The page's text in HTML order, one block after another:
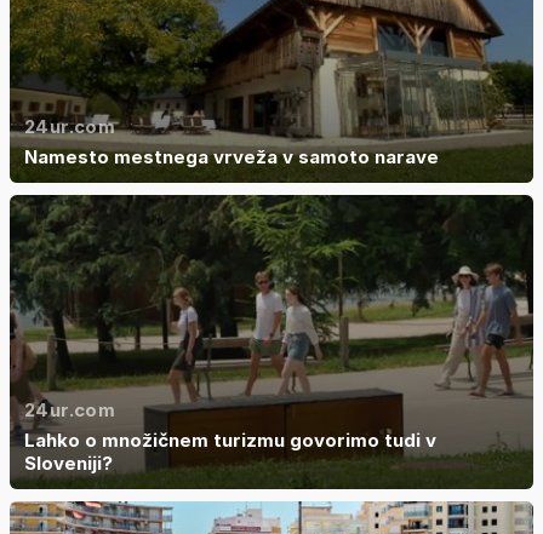
24ur.com
Namesto mestnega vrveža v samoto narave
24ur.com
Lahko o množičnem turizmu govorimo tudi v
Sloveniji?